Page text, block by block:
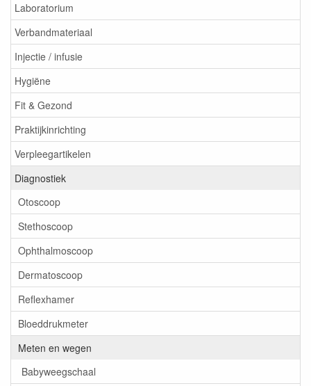
Laboratorium
Verbandmateriaal
Injectie / infusie
Hygiëne
Fit & Gezond
Praktijkinrichting
Verpleegartikelen
Diagnostiek
Otoscoop
Stethoscoop
Ophthalmoscoop
Dermatoscoop
Reflexhamer
Bloeddrukmeter
Meten en wegen
Babyweegschaal